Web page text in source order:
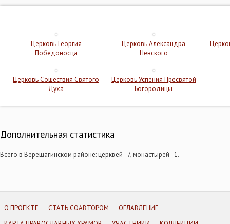
Церковь Георгия
Победоносца
Церковь Александра
Невского
Церковь Сошествия Святого
Духа
Церковь Успения Пресвятой
Богородицы
Дополнительная статистика
Всего в Верещагинском районе: церквей - 7, монастырей - 1.
О ПРОЕКТЕ СТАТЬ СОАВТОРОМ
ОГЛАВЛЕНИЕ